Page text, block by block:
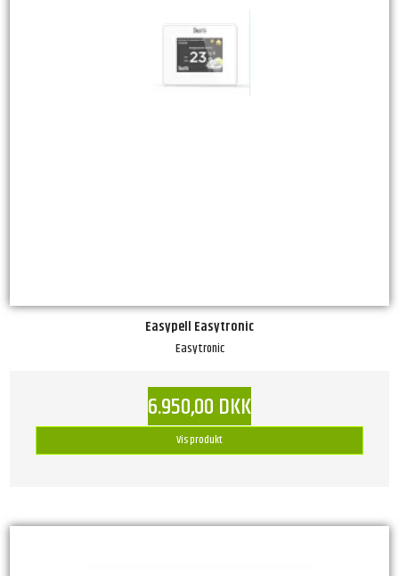
Easypell Easytronic
Easytronic
6.950,00 DKK
Vis produkt